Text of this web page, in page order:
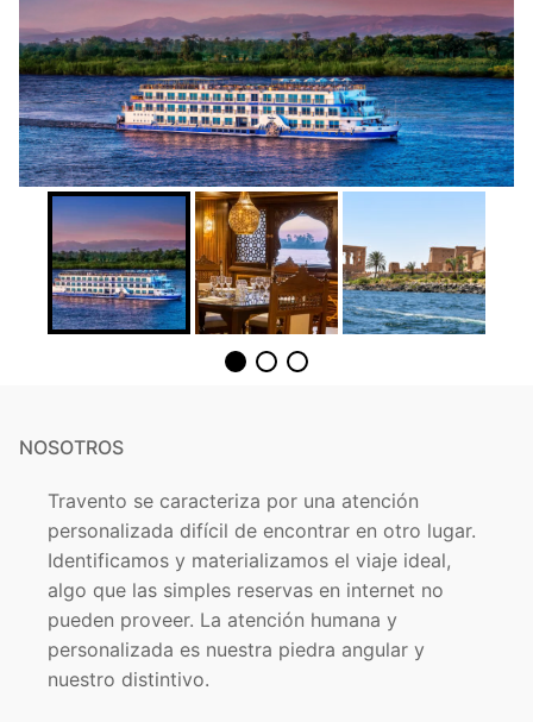
NOSOTROS
Travento se caracteriza por una atención
personalizada difícil de encontrar en otro lugar.
Identificamos y materializamos el viaje ideal,
algo que las simples reservas en internet no
pueden proveer. La atención humana y
personalizada es nuestra piedra angular y
nuestro distintivo.